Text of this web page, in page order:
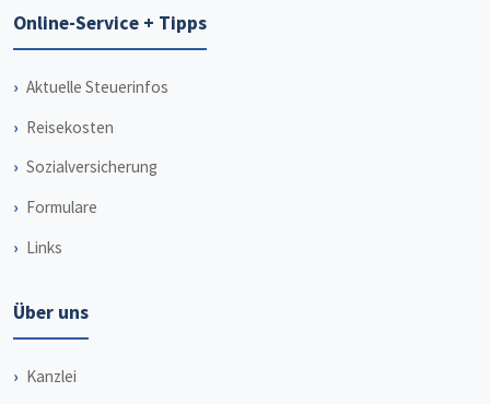
Online-Service + Tipps
Aktuelle Steuerinfos
Reisekosten
Sozialversicherung
Formulare
Links
Über uns
Kanzlei